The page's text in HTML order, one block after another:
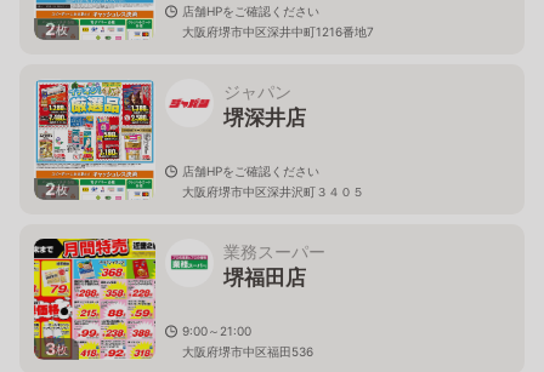
2枚
店舗HPをご確認ください
大阪府堺市中区深井中町1216番地7
2枚
ジャパン
堺深井店
店舗HPをご確認ください
大阪府堺市中区深井沢町３４０５
3枚
業務スーパー
堺福田店
9:00～21:00
大阪府堺市中区福田536